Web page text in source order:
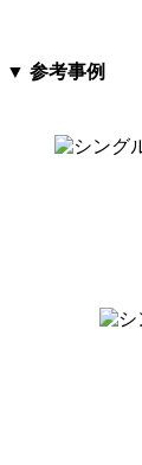
▼ 参考事例